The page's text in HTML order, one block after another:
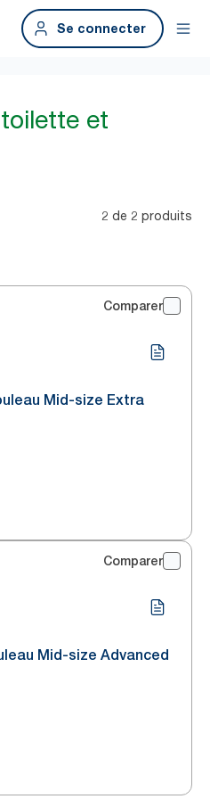
Se connecter
et
2 de 2 produits
Comparer
Mid-size Extra
Comparer
Mid-size Advanced